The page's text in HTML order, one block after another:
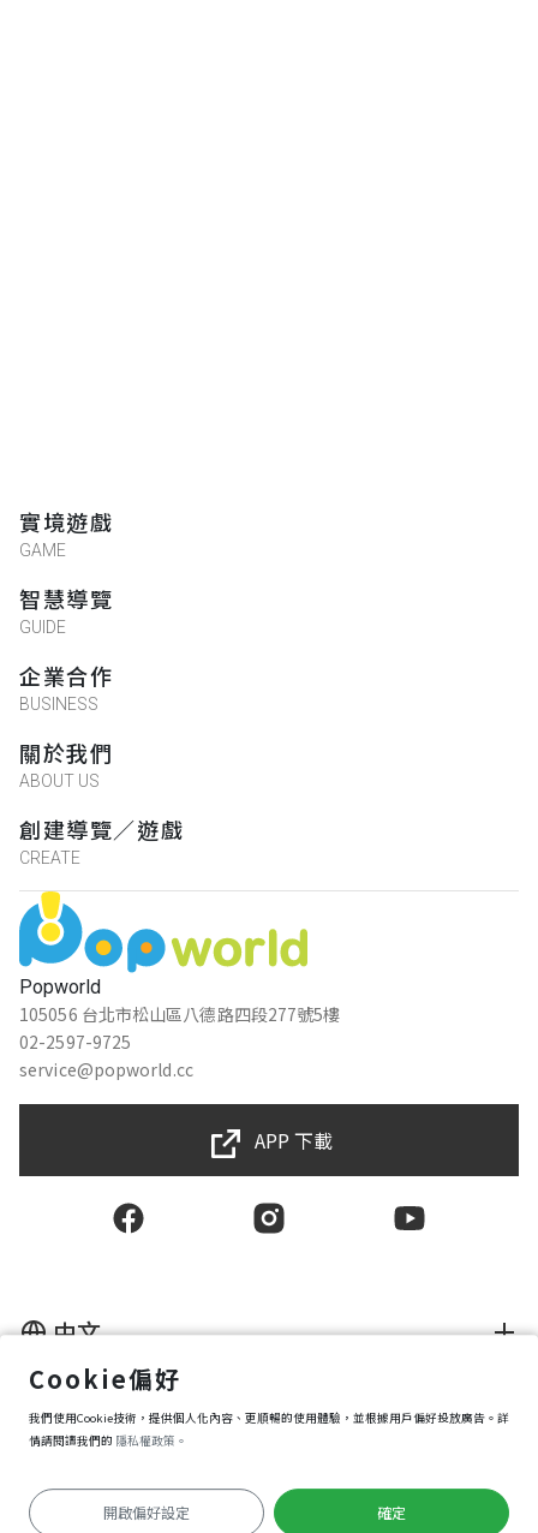
前往APP遊玩
Popworld
105056 台北市松山區八德路四段277號5樓
02-2597-9725
service@popworld.cc
實境遊戲
GAME
智慧導覽
GUIDE
企業合作
BUSINESS
關於我們
ABOUT US
創建導覽／遊戲
CREATE
APP 下載
隱私權保護政策
資訊安全政策
Copyright © 2025 Popworld Inc. All Rights Reserved.
中文
Cookie偏好
我們使用Cookie技術，提供個人化內容、更順暢的使用體驗，並根據用戶偏好投放廣告。詳
情請閱讀我們的 隱私權政策。
開啟偏好設定 確定